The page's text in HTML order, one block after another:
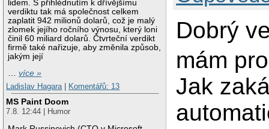
lidem. S přihlédnutím k dřívějšímu
verdiktu tak má společnost celkem
zaplatit 942 milionů dolarů, což je malý
zlomek jejího ročního výnosu, který loni
činil 60 miliard dolarů. Čtvrteční verdikt
firmě také nařizuje, aby změnila způsob,
jakým její
…více »
Ladislav Hagara
Komentářů: 13
MS Paint Doom
7.8. 12:44 | Humor
Dobrý
mám
Jak